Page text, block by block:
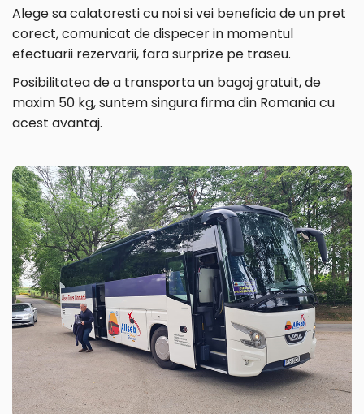
Alege sa calatoresti cu noi si vei beneficia de un pret
corect, comunicat de dispecer in momentul
efectuarii rezervarii, fara surprize pe traseu.
Posibilitatea de a transporta un bagaj gratuit, de
maxim 50 kg, suntem singura firma din Romania cu
acest avantaj.